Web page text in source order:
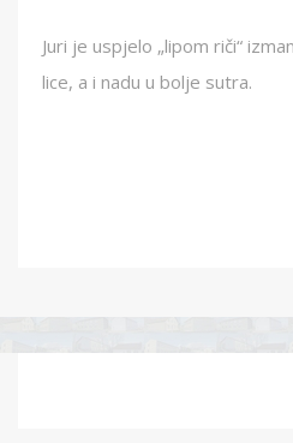
Juri je uspjelo „lipom riči“
lice, a i nadu u bolje sutra.